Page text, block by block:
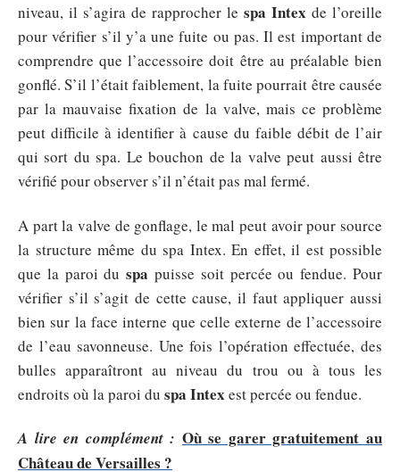
niveau, il s’agira de rapprocher le spa Intex de l’oreille
pour vérifier s’il y’a une fuite ou pas. Il est important de
comprendre que l’accessoire doit être au préalable bien
gonflé. S’il l’était faiblement, la fuite pourrait être causée
par la mauvaise fixation de la valve, mais ce problème
peut difficile à identifier à cause du faible débit de l’air
qui sort du spa. Le bouchon de la valve peut aussi être
vérifié pour observer s’il n’était pas mal fermé.
A part la valve de gonflage, le mal peut avoir pour source
la structure même du spa Intex. En effet, il est possible
que la paroi duspa puisse soit percée ou fendue. Pour
vérifier s’il s’agit de cette cause, il faut appliquer aussi
bien sur la face interne que celle externe de l’accessoire
de l’eau savonneuse. Une fois l’opération effectuée, des
bulles apparaîtront au niveau du trou ou à tous les
endroits où la paroi du spa Intex est percée ou fendue.
A lire en complément : Où se garer gratuitement au
Château de Versailles ?